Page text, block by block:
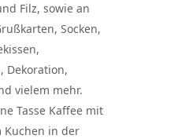
Filz, sowie an
Socken,
Dekoration,
vielem mehr.
Tasse Kaffee mit
Kuchen in der